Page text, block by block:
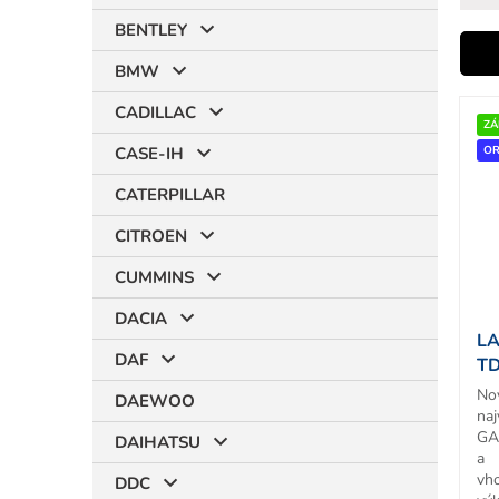
BENTLEY
BMW
CADILLAC
CASE-IH
CATERPILLAR
CITROEN
CUMMINS
DACIA
DAF
DAEWOO
DAIHATSU
DDC
r
a